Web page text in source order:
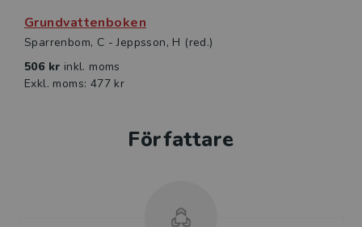
Grundvattenboken
Sparrenbom, C - Jeppsson, H (red.)
506 kr inkl. moms
Exkl. moms: 477 kr
Författare